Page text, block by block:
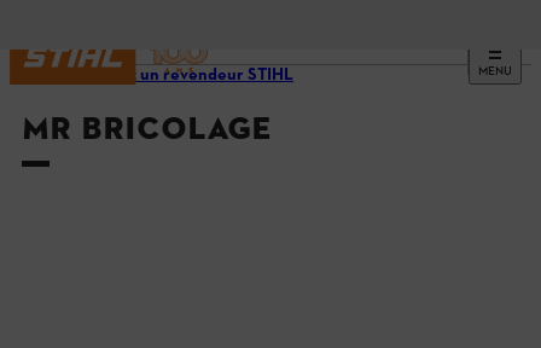
MENU
Trouvez un revendeur STIHL
MR BRICOLAGE